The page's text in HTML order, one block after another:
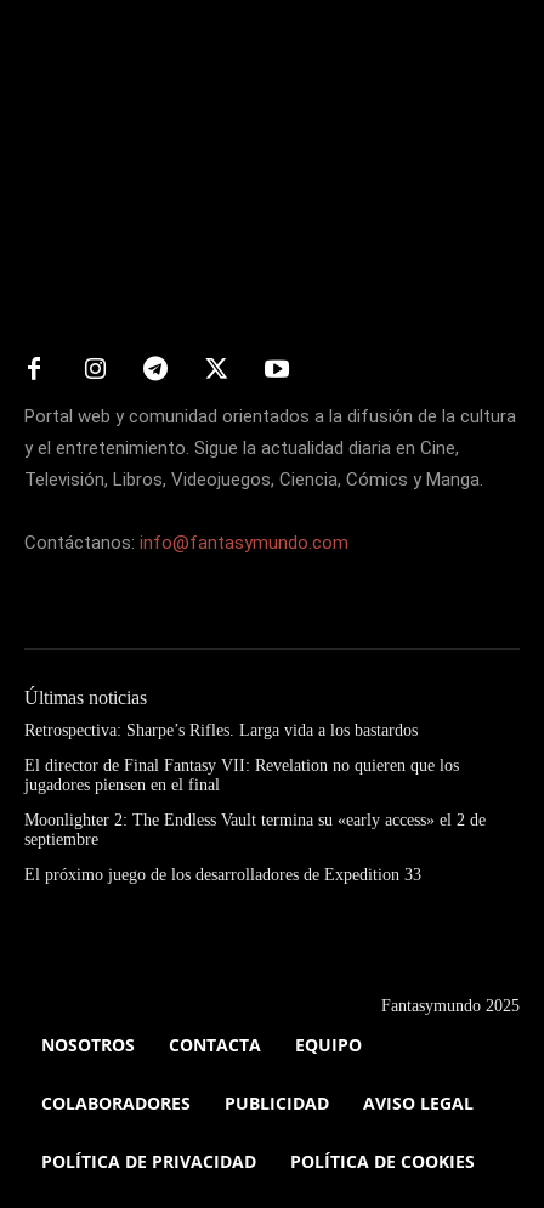
Portal web y comunidad orientados a la difusión de la cultura
y el entretenimiento. Sigue la actualidad diaria en Cine,
Televisión, Libros, Videojuegos, Ciencia, Cómics y Manga.
Contáctanos: info@fantasymundo.com
Últimas noticias
Retrospectiva: Sharpe’s Rifles. Larga vida a los bastardos
El director de Final Fantasy VII: Revelation no quieren que los
jugadores piensen en el final
Moonlighter 2: The Endless Vault termina su «early access» el 2 de
septiembre
El próximo juego de los desarrolladores de Expedition 33
Fantasymundo 2025
NOSOTROS CONTACTA EQUIPO
COLABORADORES PUBLICIDAD AVISO LEGAL
POLÍTICA DE PRIVACIDAD POLÍTICA DE COOKIES